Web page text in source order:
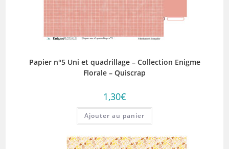
Papier n°5 Uni et quadrillage – Collection Enigme
Florale – Quiscrap
1,30€
Ajouter au panier